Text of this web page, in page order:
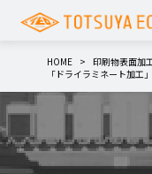
HOME 印刷物表面加
「ドライラミネート加工